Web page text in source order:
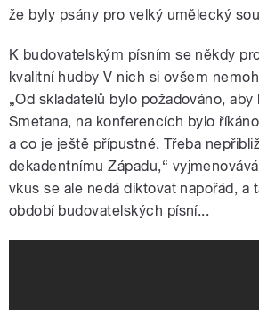
že byly psány pro velký umělecký
K budovatelským písním se někdy
kvalitní hudby V nich si ovšem
„Od skladatelů bylo požadováno,
Smetana, na konferencích bylo
a co je ještě přípustné. Třeba
dekadentnímu Západu,“
vkus se ale nedá diktovat napořád, a
období budovatelských písní...